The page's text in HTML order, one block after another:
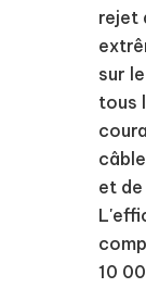
rejet
sur
tous
et de
10